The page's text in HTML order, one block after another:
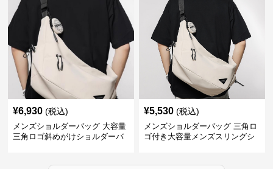
¥6,930 (税込)
メンズショルダーバッグ 大容量
三角ロゴ斜めがけショルダーバ
¥5,530 (税込)
メンズショルダーバッグ 三角ロ
ゴ付き大容量メンズスリングシ